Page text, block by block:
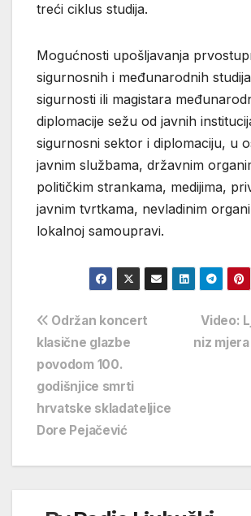
treći ciklus studija.
Mogućnosti upošljavanja
sigurnosnih i međunarodnih
sigurnosti ili magistara
diplomacije sežu od javnih
sigurnosni sektor i diplomaciju, u
javnim službama, državnim
političkim strankama, medijima,
javnim tvrtkama, nevladinim
lokalnoj samoupravi.
Navigacija
objava
Video:
niz
Održan koncert
klasične glazbe
povodom 100.
godišnjice smrti
hrvatske skladateljice
Dore Pejačević